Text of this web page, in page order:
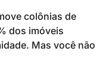
colônias de
dos imóveis
Mas você não